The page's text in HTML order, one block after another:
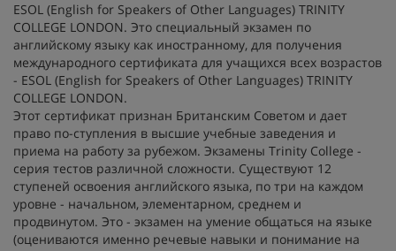
ESOL (English for Speakers of Other Languages) TRINITY
COLLEGE LONDON. Это специальный экзамен по
английскому языку как иностранному, для получения
международного сертификата для учащихся всех возрастов
- ESOL (English for Speakers of Other Languages) TRINITY
COLLEGE LONDON.
Этот сертификат признан Британским Советом и дает
право по-ступления в высшие учебные заведения и
приема на работу за рубежом. Экзамены Trinity College -
серия тестов различной сложности. Существуют 12
ступеней освоения английского языка, по три на каждом
уровне - начальном, элементарном, среднем и
продвинутом. Это - экзамен на умение общаться на языке
(оцениваются именно речевые навыки и понимание на